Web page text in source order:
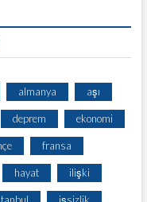
almanya aşı
deprem ekonomi
fransa
hayat ilişki